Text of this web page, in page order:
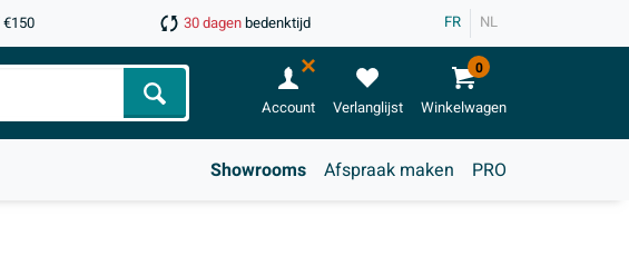
30 dagenbedenktijd FR NL
Zoeken Account Verlanglijst Winkelwagen
0
Showrooms Afspraak maken PRO